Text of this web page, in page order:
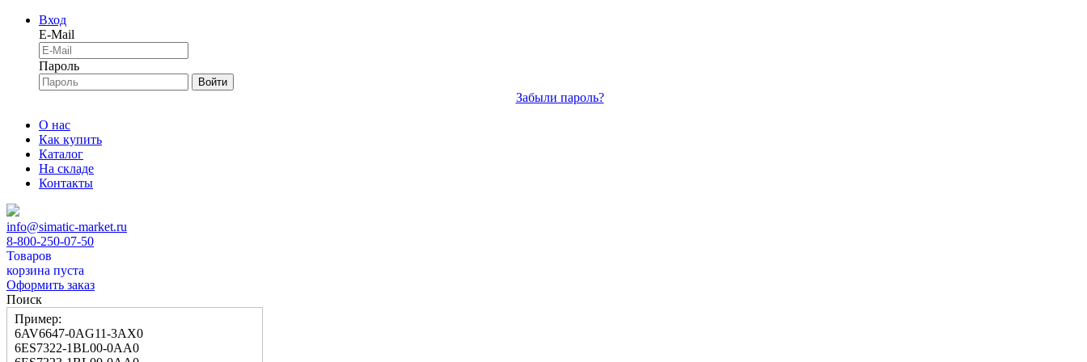
Вход
E-Mail
Пароль
Войти
Забыли пароль?
О нас
Как купить
Каталог
На складе
Контакты
info@simatic-market.ru
8-800-250-07-50
Товаров
корзина пуста
Оформить заказ
Поиск
Пример:
6AV6647-0AG11-3AX0
6ES7322-1BL00-0AA0